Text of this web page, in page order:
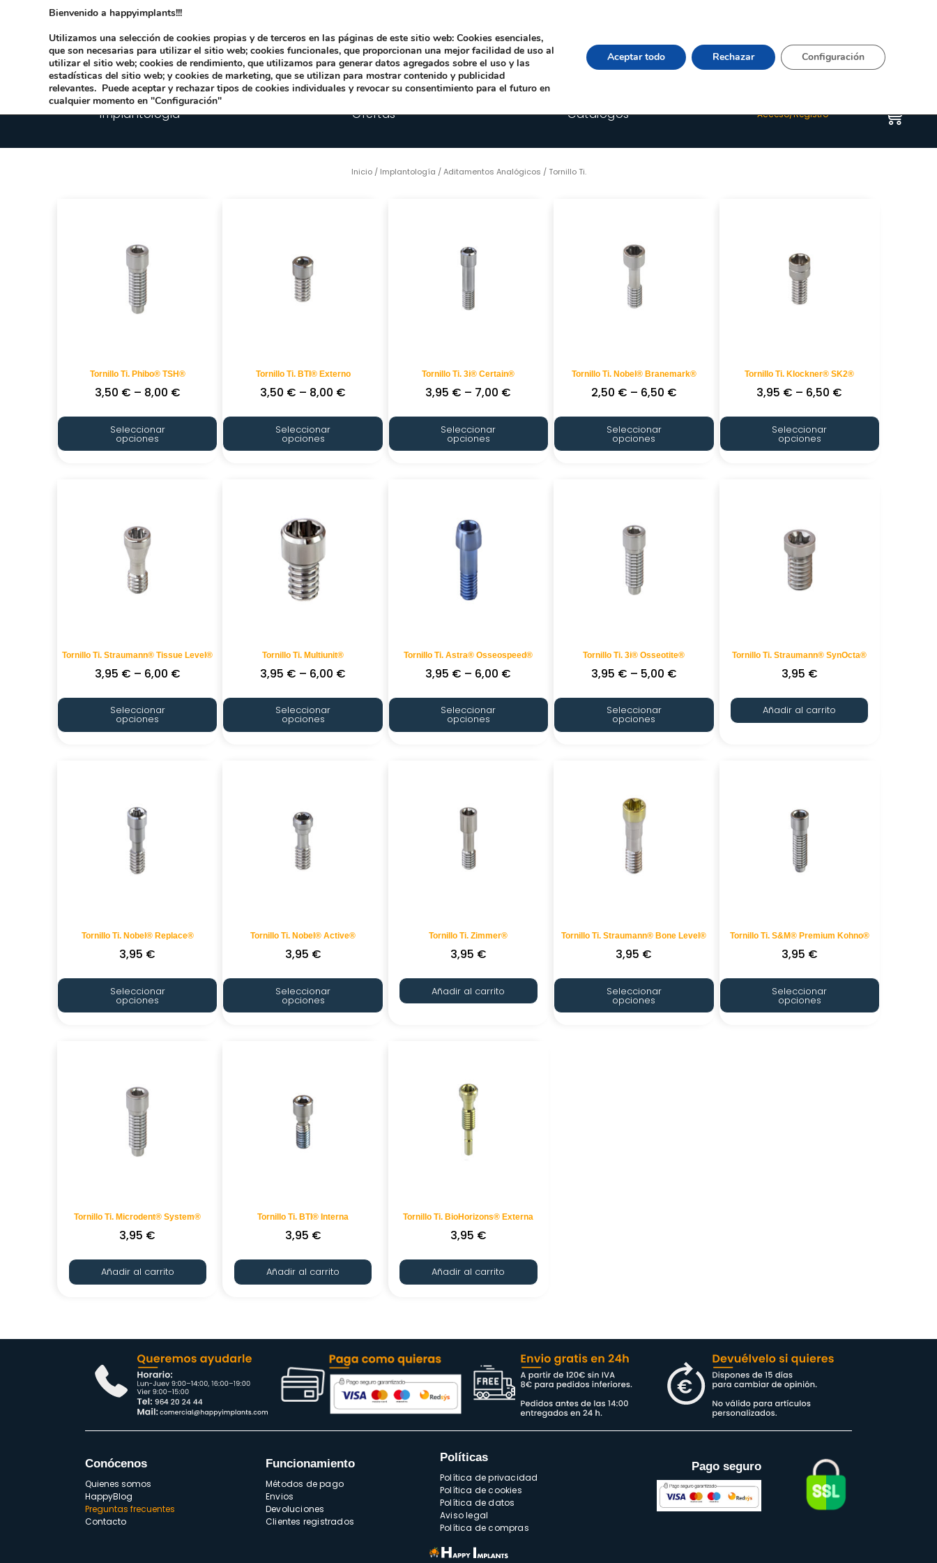
Dirección:
Quienes somos Happyblog Contacto
Implantologia Ofertas Catálogos Acceso/Registro
Inicio/ Implantología /Aditamentos Analógicos / Tornillo Ti.
Tornillo Ti. Phibo® TSH®
3,50 € – 8,00 €
Seleccionar
opciones
Tornillo Ti. BTI® Externo
3,50 € – 8,00 €
Seleccionar
opciones
Tornillo Ti. 3i® Certain®
3,95 € – 7,00 €
Seleccionar
opciones
Tornillo Ti. Nobel® Branemark®
2,50 € – 6,50 €
Seleccionar
opciones
Tornillo Ti. Klockner® SK2®
3,95 € – 6,50 €
Seleccionar
opciones
Tornillo Ti. Straumann® Tissue Level®
3,95 € – 6,00 €
Seleccionar
opciones
Tornillo Ti. Multiunit®
3,95 € – 6,00 €
Seleccionar
opciones
Tornillo Ti. Astra® Osseospeed®
3,95 € – 6,00 €
Seleccionar
opciones
Tornillo Ti. 3i® Osseotite®
3,95 € – 5,00 €
Seleccionar
opciones
Tornillo Ti. Straumann® SynOcta®
3,95 €
Añadir al carrito
Tornillo Ti. Nobel® Replace®
3,95 €
Seleccionar
opciones
Tornillo Ti. Nobel® Active®
3,95 €
Seleccionar
opciones
Tornillo Ti. Zimmer®
3,95 €
Añadir al carrito
Tornillo Ti. Straumann® Bone Level®
3,95 €
Seleccionar
opciones
Tornillo Ti. S&M® Premium Kohno®
3,95 €
Seleccionar
opciones
Tornillo Ti. Microdent® System®
3,95 €
Añadir al carrito
Tornillo Ti. BTI® Interna
3,95 €
Añadir al carrito
Tornillo Ti. BioHorizons® Externa
3,95 €
Añadir al carrito
Conócenos
Quienes somos
HappyBlog
Preguntas frecuentes
Contacto
Funcionamiento
Métodos de pago
Envios
Devoluciones
Clientes registrados
Políticas
Política de privacidad
Política de cookies
Política de datos
Aviso legal
Política de compras
Pago seguro
Bienvenido a happyimplants!!!
Utilizamos una selección de cookies propias y de terceros en las páginas de este sitio web: Cookies esenciales,
que son necesarias para utilizar el sitio web; cookies funcionales, que proporcionan una mejor facilidad de uso al
utilizar el sitio web; cookies de rendimiento, que utilizamos para generar datos agregados sobre el uso y las
estadísticas del sitio web; y cookies de marketing, que se utilizan para mostrar contenido y publicidad
relevantes. Puede aceptar y rechazar tipos de cookies individuales y revocar su consentimiento para el futuro en
cualquier momento en "Configuración"
Aceptar todo Rechazar Configuración